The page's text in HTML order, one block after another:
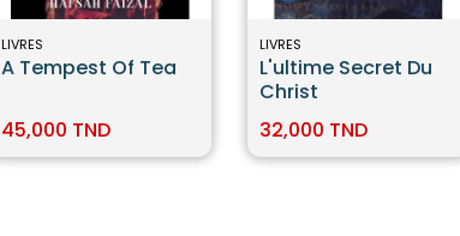
LIVRES
A Tempest Of Tea
45,000 TND
LIVRES
L'ultime Secret Du
Christ
32,000 TND